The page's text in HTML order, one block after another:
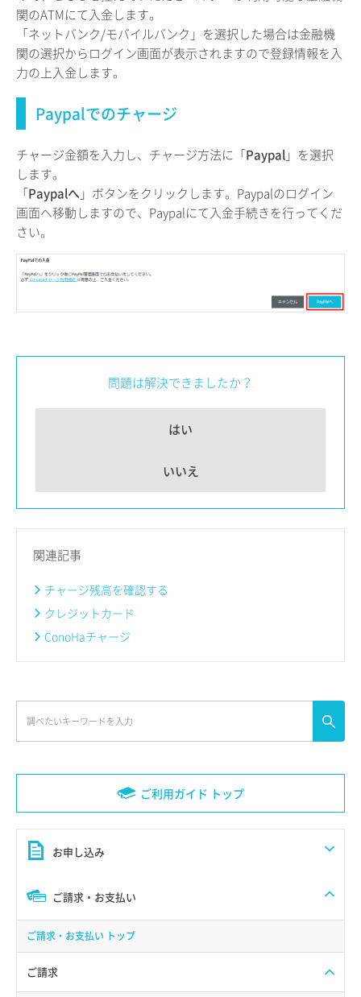
ご利用ガイド トップ
お申し込み
ご請求・お支払い
ご請求・お支払い トップ
ご請求
関のATMにて入金します。
「ネットバンク/モバイルバンク」を選択した場合は金融機
関の選択からログイン画面が表示されますので登録情報を入
力の上入金します。
Paypalでのチャージ
チャージ金額を入力し、チャージ方法に「Paypal」を選択
します。
「Paypalへ 」ボタンをクリックします。Paypalのログイン
画面へ移動しますので、Paypalにて入金手続きを行ってくだ
さい。
問題は解決できましたか？
はい
いいえ
関連記事
チャージ残高を確認する
クレジットカード
ConoHaチャージ